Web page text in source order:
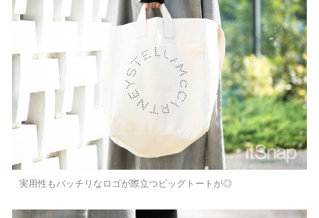
実用性もバッチリなロゴが際立つビッグトートが◎